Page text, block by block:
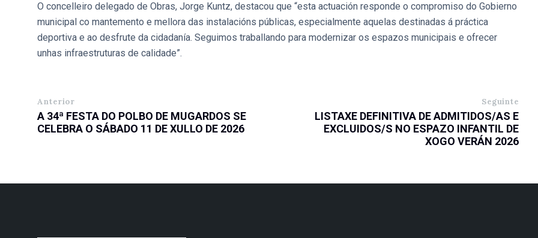
O concelleiro delegado de Obras, Jorge Kuntz, destacou que “esta actuación responde o compromiso do Gobierno
municipal co mantemento e mellora das instalacións públicas, especialmente aquelas destinadas á práctica
deportiva e ao desfrute da cidadanía. Seguimos traballando para modernizar os espazos municipais e ofrecer
unhas infraestruturas de calidade”.
Anterior
A 34ª FESTA DO POLBO DE MUGARDOS SE
CELEBRA O SÁBADO 11 DE XULLO DE 2026
Seguinte
LISTAXE DEFINITIVA DE ADMITIDOS/AS E
EXCLUIDOS/S NO ESPAZO INFANTIL DE
XOGO VERÁN 2026